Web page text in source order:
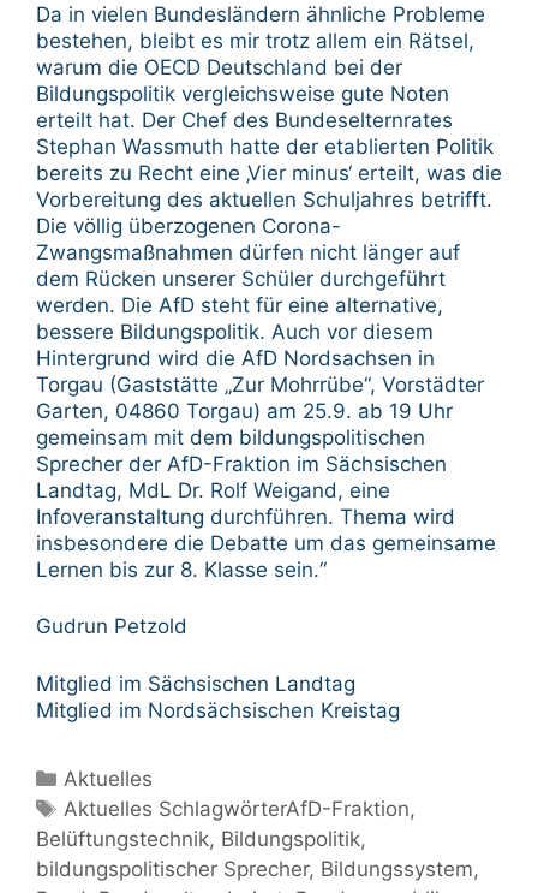
Da in vielen Bundesländern ähnliche Probleme
bestehen, bleibt es mir trotz allem ein Rätsel,
warum die OECD Deutschland bei der
Bildungspolitik vergleichsweise gute Noten
erteilt hat. Der Chef des Bundeselternrates
Stephan Wassmuth hatte der etablierten Politik
bereits zu Recht eine ‚Vier minus‘ erteilt, was die
Vorbereitung des aktuellen Schuljahres betrifft.
Die völlig überzogenen Corona-
Zwangsmaßnahmen dürfen nicht länger auf
dem Rücken unserer Schüler durchgeführt
werden. Die AfD steht für eine alternative,
bessere Bildungspolitik. Auch vor diesem
Hintergrund wird die AfD Nordsachsen in
Torgau (Gaststätte „Zur Mohrrübe“, Vorstädter
Garten, 04860 Torgau) am 25.9. ab 19 Uhr
gemeinsam mit dem bildungspolitischen
Sprecher der AfD-Fraktion im Sächsischen
Landtag, MdL Dr. Rolf Weigand, eine
Infoveranstaltung durchführen. Thema wird
insbesondere die Debatte um das gemeinsame
Lernen bis zur 8. Klasse sein.“
Gudrun Petzold
Mitglied im Sächsischen Landtag
Mitglied im Nordsächsischen Kreistag
Kategorien
Aktuelles
Schlagwörter
Aktuelles SchlagwörterAfD-Fraktion,
Belüftungstechnik, Bildungspolitik,
bildungspolitischer Sprecher, Bildungssystem,